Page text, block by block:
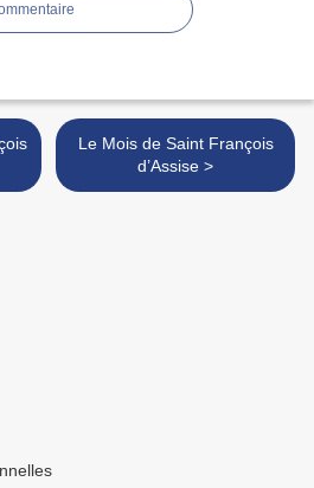
Le Mois de Saint François
d’Assise >